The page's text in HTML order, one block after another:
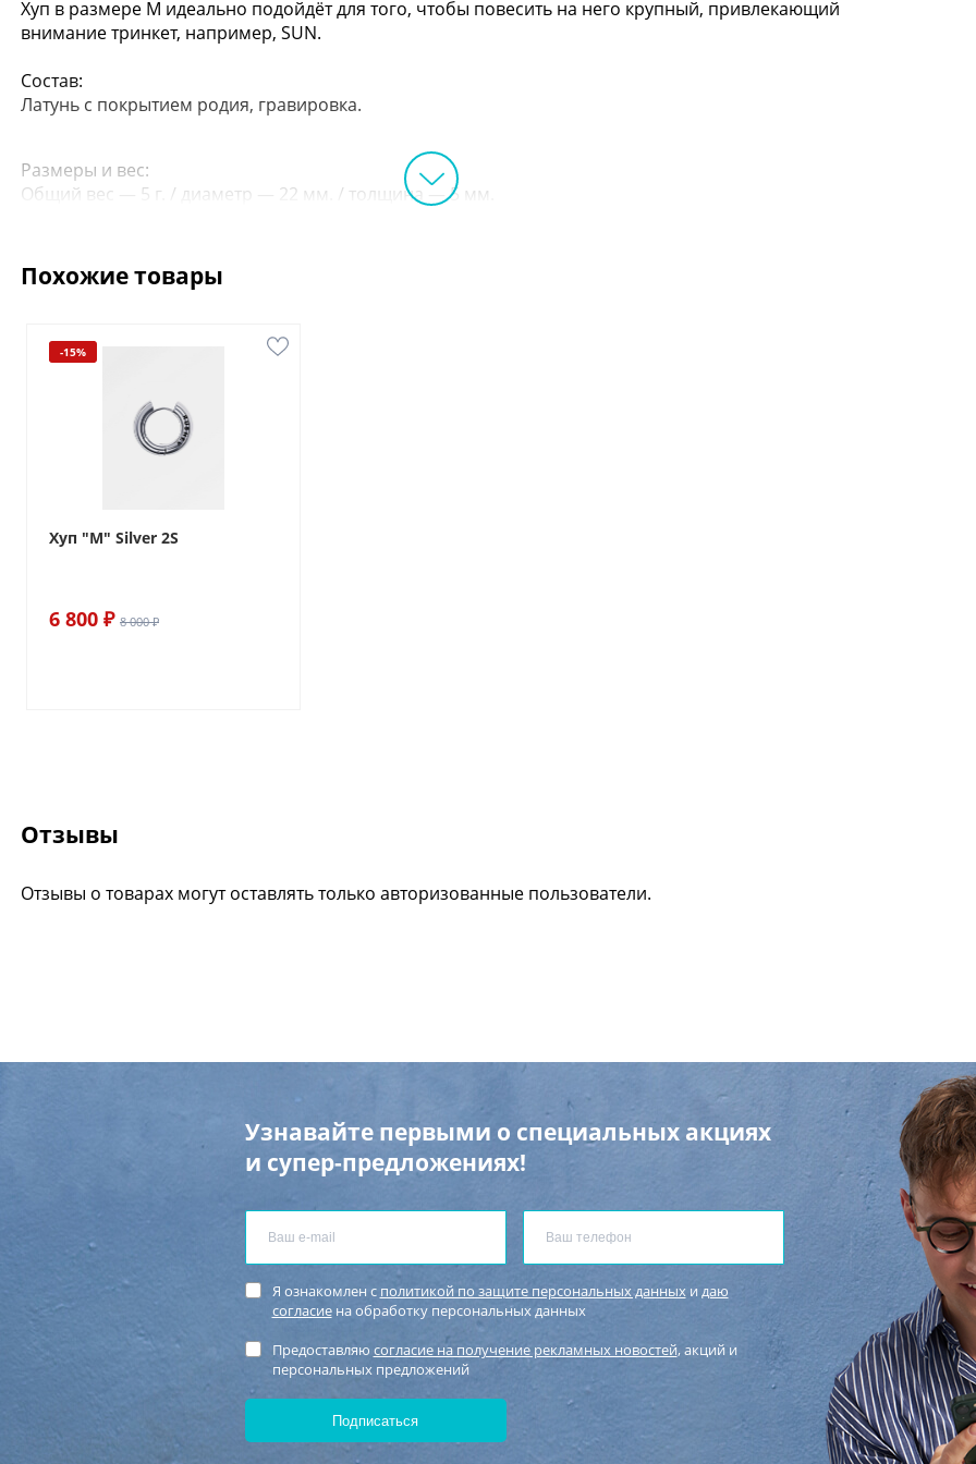
Хуп в размере M идеально подойдёт для того, чтобы повесить на него крупный, привлекающий
внимание тринкет, например, SUN.
Состав:
Латунь с покрытием родия, гравировка.
Размеры и вес:
Общий вес — 5 г. / диаметр — 22 мм. / толщина — 5 мм.
Похожие товары
-15%
Хуп "M" Silver 2S
6 800 ₽ 8 000 ₽
Отзывы
Отзывы о товарах могут оставлять только авторизованные пользователи.
Узнавайте первыми о специальных акциях
и супер-предложениях!
Я ознакомлен с политикой по защите персональных данных и даю
согласиена обработку персональных данных
Предоставляю согласие на получение рекламных новостей, акций и
персональных предложений